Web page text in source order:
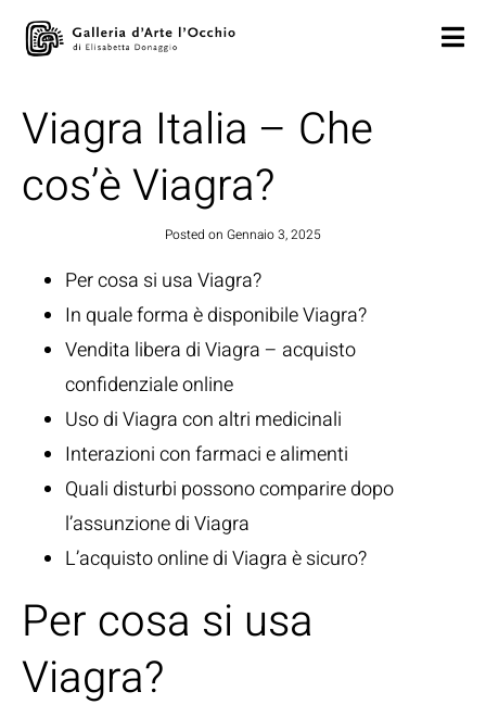
Viagra Italia – Che
cos’è Viagra?
Posted on Gennaio 3, 2025
Per cosa si usa Viagra?
In quale forma è disponibile Viagra?
Vendita libera di Viagra – acquisto
confidenziale online
Uso di Viagra con altri medicinali
Interazioni con farmaci e alimenti
Quali disturbi possono comparire dopo
l’assunzione di Viagra
L’acquisto online di Viagra è sicuro?
Per cosa si usa
Viagra?